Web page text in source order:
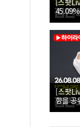
보 인천
[스팟
향을 공